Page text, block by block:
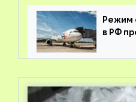
Режим
в РФ